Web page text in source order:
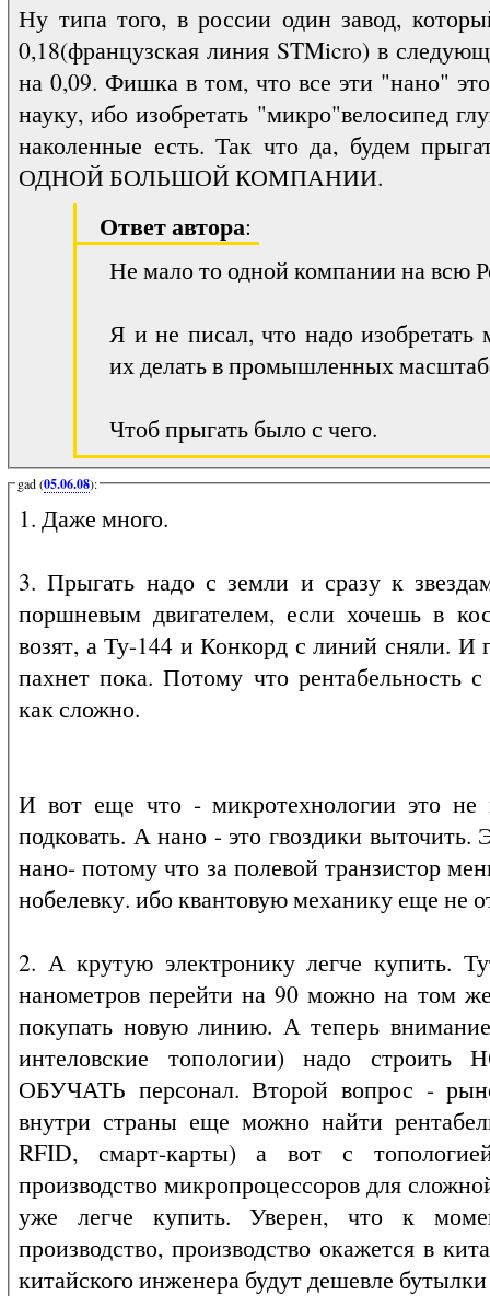
Ну типа того, в россии один завод,
0,18(французская линия STMicro) в
на 0,09. Фишка в том, что все эти "нано"
науку, ибо изобретать "микро"велосипед
наколенные есть. Так что да, будем
ОДНОЙ БОЛЬШОЙ КОМПАНИИ.
Ответ автора:
Не мало то одной компании на всю
Я и не писал, что надо изобретать
их делать в промышленных
Чтоб прыгать было с чего.
gad (05.06.08):
1. Даже много.
3. Прыгать надо с земли и сразу к
поршневым двигателем, если хочешь в
возят, а Ту-144 и Конкорд с линий сняли. И
пахнет пока. Потому что рентабельность
как сложно.
И вот еще что - микротехнологии это не
подковать. А нано - это гвоздики выточить.
нано- потому что за полевой транзистор меньше 10
нобелевку. ибо квантовую механику еще не
2. А крутую электронику легче купить.
нанометров перейти на 90 можно на том
покупать новую линию. А теперь
интеловские топологии) надо
ОБУЧАТЬ персонал. Второй вопрос - рынок
внутри страны еще можно найти
RFID, смарт-карты) а вот с
производство микропроцессоров для
уже легче купить. Уверен, что к
производство, производство окажется в
китайского инженера будут дешевле бутылки